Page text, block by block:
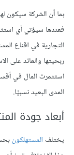
بما أن الشركة سيكون
فعندها سيؤتي أي
التجارية في اقناع
استثمرت المال في
المدى البعيد نسبيًا.
أبعاد جودة
يختلف المستهلكون